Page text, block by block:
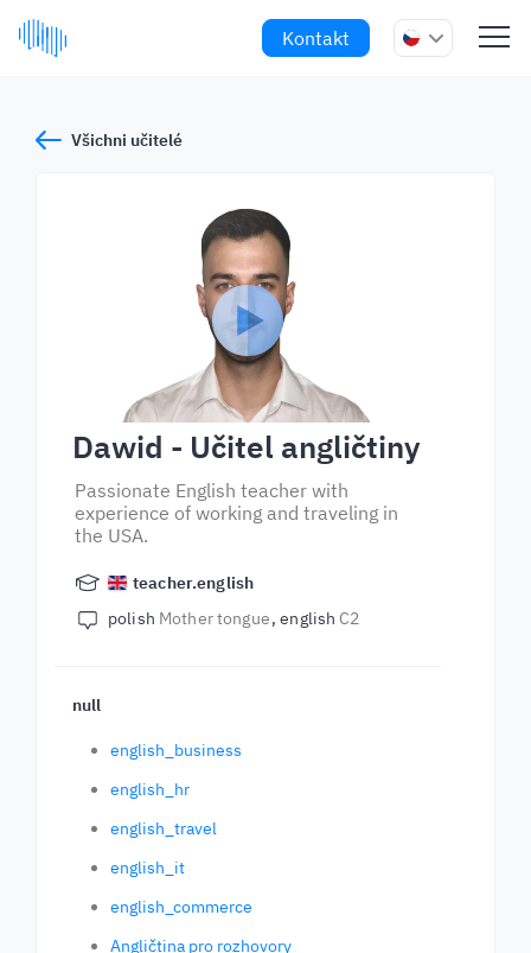
Kontakt
Všichni učitelé
Dawid - Učitel angličtiny
Passionate English teacher with
experience of working and traveling in
the USA.
teacher.english
polish Mother tongue english C2
null
english_business
english_hr
english_travel
english_it
english_commerce
Angličtina pro rozhovory